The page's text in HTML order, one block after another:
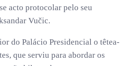
acto protocolar pelo seu
Vučic.
do Palácio Presidencial o têtea-
que serviu para abordar os